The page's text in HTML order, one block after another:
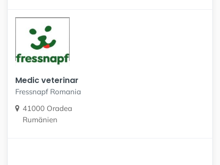
Medic veterinar
Fressnapf Romania
41000 Oradea
Rumänien